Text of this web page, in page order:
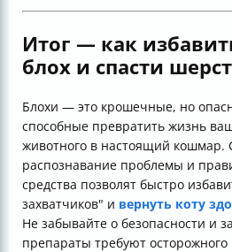
Итог — как
блох и спасти
Блохи — это крошечные, но
способные превратить жизнь
животного в настоящий кошмар.
распознавание проблемы и
средства позволят быстро
захватчиков" и вернуть коту
Не забывайте о безопасности и
препараты требуют